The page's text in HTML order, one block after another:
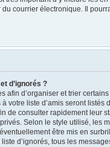
du courrier électronique. Il
d’ignorés ?
afin d’organiser et trier
votre liste d’amis seront listés
de consulter rapidement leur
Selon le style utilisé, les
être mis en
d’ignorés, tous les